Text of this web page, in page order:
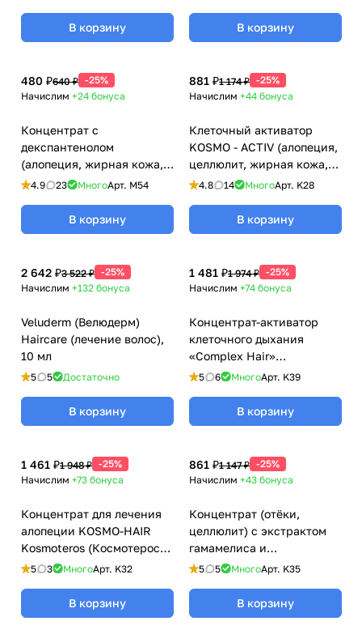
В корзину В корзину
480 ₽640 ₽ -25%
Начислим +24 бонуса
Концентрат с
декспантенолом
(алопеция, жирная кожа,
антиэйдж) / Dexpanthenol
(Космотерос), 6 мл
4.9 23 МногоАрт. M54
В корзину
881 ₽1 174 ₽ -25%
Начислим +44 бонуса
Клеточный активатор
KOSMO - ACTIV (алопеция,
целлюлит, жирная кожа,
купероз, лифтинг) / Cells
Kosmoteros (Космотерос),
6 мл
4.8 14 МногоАрт. K28
В корзину
2 642 ₽3 522 ₽ -25%
Начислим +132 бонуса
Veluderm (Велюдерм)
Haircare (лечение волос),
10 мл
5 5 Достаточно
В корзину
1 481 ₽1 974 ₽ -25%
Начислим +74 бонуса
Концентрат-активатор
клеточного дыхания
«Complex Hair»
(стимуляция роста волос),
5 6 МногоАрт. K39
В корзину
1 461 ₽1 948 ₽ -25%
Начислим +73 бонуса
Концентрат для лечения
алопеции KOSMO-HAIR
Kosmoteros (Космотерос),
6 мл
5 3 МногоАрт. K32
В корзину
861 ₽1 147 ₽ -25%
Начислим +43 бонуса
Концентрат (отёки,
целлюлит) с экстрактом
гамамелиса и
троксерутином
Kosmoteros (Космотерос),
8 мл
5 5 МногоАрт. K35
В корзину